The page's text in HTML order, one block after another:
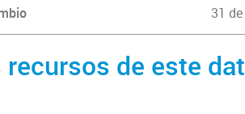
31
recursos de este